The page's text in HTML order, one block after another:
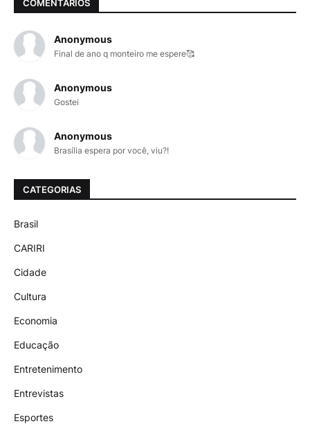
COMENTÁRIOS
Anonymous
Final de ano q monteiro me espere🥰
Anonymous
Gostei
Anonymous
Brasília espera por você, viu?!
CATEGORIAS
Brasil
CARIRI
Cidade
Cultura
Economia
Educação
Entretenimento
Entrevistas
Esportes